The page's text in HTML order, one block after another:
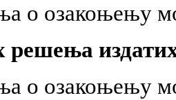
о озакоњењу
решења
о озакоњењу